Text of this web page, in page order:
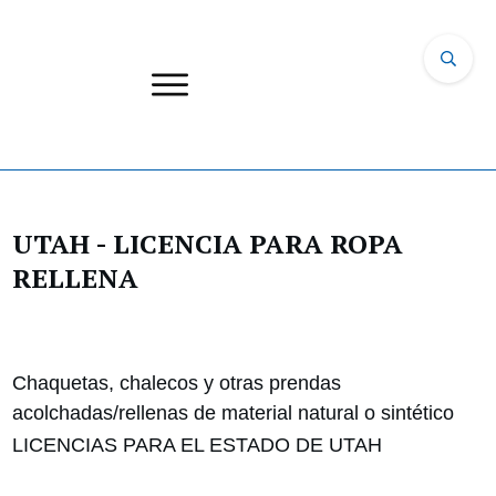
UTAH - LICENCIA PARA ROPA
RELLENA
Chaquetas, chalecos y otras prendas
acolchadas/rellenas de material natural o sintético
LICENCIAS PARA EL ESTADO DE UTAH